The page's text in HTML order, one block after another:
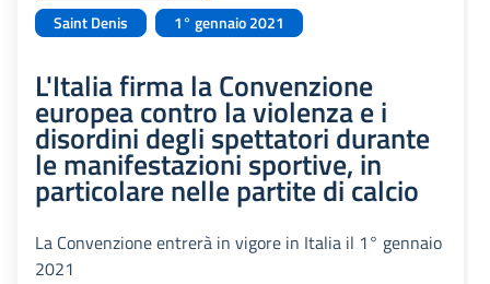
Saint Denis
1° gennaio 2021
L'Italia firma la Convenzione
europea contro la violenza e i
disordini degli spettatori durante
le manifestazioni sportive, in
particolare nelle partite di calcio
La Convenzione entrerà in vigore in Italia il 1° gennaio
2021